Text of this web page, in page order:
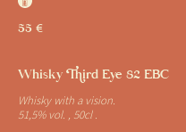
55 €
Whisky Third Eye 82 EBC
Whisky with a vision.
51,5% vol. , 50cl .